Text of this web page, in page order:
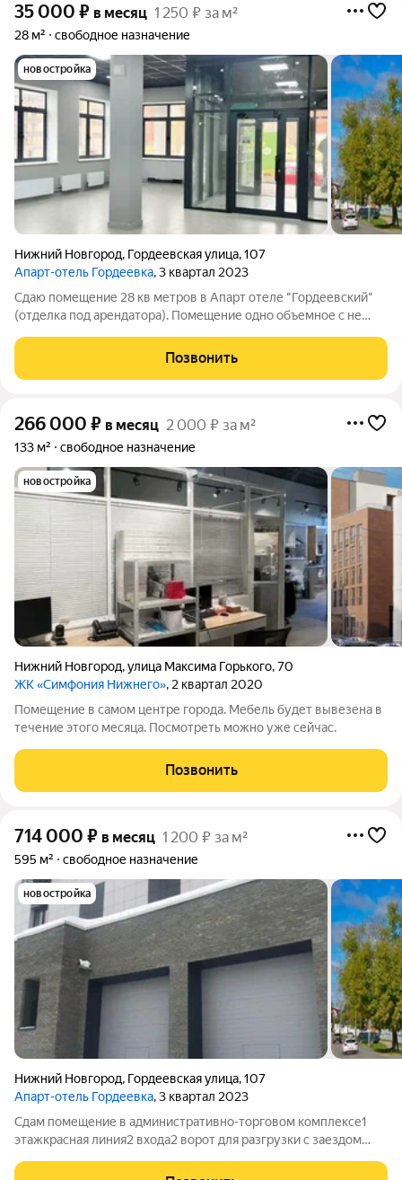
35 000 ₽ в месяц 1 250 ₽ за м²
28 м² свободное назначение
новостройка
Нижний Новгород, Гордеевская улица,107
Апарт-отель Гордеевка, 3 квартал 2023
Сдаю помещение 28 кв метров в Апарт отеле "Гордеевский"
(отделка под арендатора). Помещение одно объемное с не
эксплуатацию год назад, идут ремонты. В апартаментах уже
проживают люди. Очень
Позвонить
266 000 ₽ в месяц 2 000 ₽ за м²
133 м² свободное назначение
новостройка
Нижний Новгород,улица Максима Горького,70
ЖК «Симфония Нижнего», 2 квартал 2020
Помещение в самом центре города. Мебель будет вывезена в
течение этого месяца. Посмотреть можно уже сейчас.
Позвонить
714 000 ₽ в месяц 1 200 ₽ за м²
595 м² свободное назначение
новостройка
Нижний Новгород, Гордеевская улица,107
Апарт-отель Гордеевка, 3 квартал 2023
Сдам помещение в административно-торговом комплексе1
этажкрасная линия2 входа2 ворот для разгрузки с заездом
автомобильный трафик Подойдет под: магазин, офис,